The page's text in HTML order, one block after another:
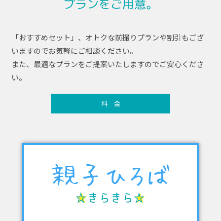
プランをご用意。
「おすすめセット」、オトクな前撮りプランや割引もござ
いますのでお気軽にご相談ください。
また、最適なプランをご提案いたしますのでご安心くださ
い。
料 金